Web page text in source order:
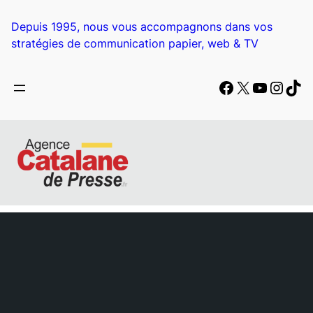
contenu
Depuis 1995, nous vous accompagnons dans vos
stratégies de communication papier, web & TV
Facebook
X